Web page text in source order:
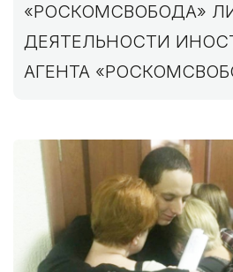
«РОСКОМСВОБОДА»
ДЕЯТЕЛЬНОСТИ
АГЕНТА